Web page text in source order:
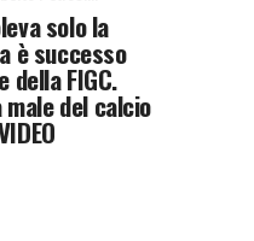
solo la
è successo
della FIGC.
del calcio